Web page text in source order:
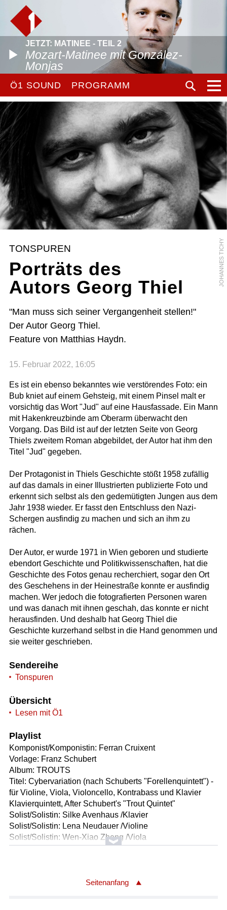
JETZT: MATINEE - TEIL 2
Mozart-Matinee mit González-
Monjas
Ö1 SOUND PROGRAMM
JOHANNES TICHY
TONSPUREN
Porträts des
Autors Georg Thiel
"Man muss sich seiner Vergangenheit stellen!"
Der Autor Georg Thiel.
Feature von Matthias Haydn.
15. Februar 2022, 16:05
Es ist ein ebenso bekanntes wie verstörendes Foto: ein
Bub kniet auf einem Gehsteig, mit einem Pinsel malt er
vorsichtig das Wort "Jud" auf eine Hausfassade. Ein Mann
mit Hakenkreuzbinde am Oberarm überwacht den
Vorgang. Das Bild ist auf der letzten Seite von Georg
Thiels zweitem Roman abgebildet, der Autor hat ihm den
Titel "Jud" gegeben.
Der Protagonist in Thiels Geschichte stößt 1958 zufällig
auf das damals in einer Illustrierten publizierte Foto und
erkennt sich selbst als den gedemütigten Jungen aus dem
Jahr 1938 wieder. Er fasst den Entschluss den Nazi-
Schergen ausfindig zu machen und sich an ihm zu
rächen.
Der Autor, er wurde 1971 in Wien geboren und studierte
ebendort Geschichte und Politikwissenschaften, hat die
Geschichte des Fotos genau recherchiert, sogar den Ort
des Geschehens in der Heinestraße konnte er ausfindig
machen. Wer jedoch die fotografierten Personen waren
und was danach mit ihnen geschah, das konnte er nicht
herausfinden. Und deshalb hat Georg Thiel die
Geschichte kurzerhand selbst in die Hand genommen und
sie weiter geschrieben.
Sendereihe
Tonspuren
Übersicht
Lesen mit Ö1
Playlist
Komponist/Komponistin: Ferran Cruixent
Vorlage: Franz Schubert
Album: TROUTS
Titel: Cybervariation (nach Schuberts "Forellenquintett") -
für Violine, Viola, Violoncello, Kontrabass und Klavier
Klavierquintett, After Schubert's "Trout Quintet"
Solist/Solistin: Silke Avenhaus /Klavier
Solist/Solistin: Lena Neudauer /Violine
Solist/Solistin: Wen-Xiao Zheng /Viola
Solist/Solistin: Danjulo Ishizaka /Violoncello
Label: Avi Music 8553408Seitenanfang